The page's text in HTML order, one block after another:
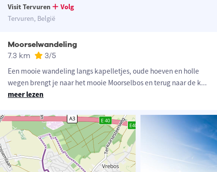
Visit Tervuren
Volg
Tervuren, België
Moorselwandeling
7.3 km 3/5
Een mooie wandeling langs kapelletjes, oude hoeven en holle
wegen brengt je naar het mooie Moorselbos en terug naar de k...
meer lezen